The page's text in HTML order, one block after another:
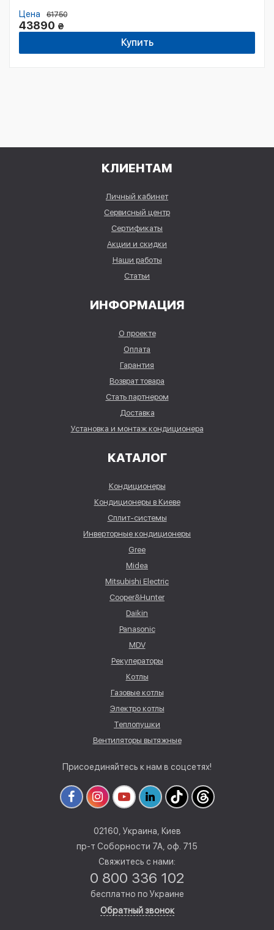
Цена 61750
43890 ₴
Купить
КЛИЕНТАМ
Личный кабинет
Сервисный центр
Сертификаты
Акции и скидки
Наши работы
Статьи
ИНФОРМАЦИЯ
О проекте
Оплата
Гарантия
Возврат товара
Стать партнером
Доставка
Установка и монтаж кондиционера
КАТАЛОГ
Кондиционеры
Кондиционеры в Киеве
Сплит-системы
Инверторные кондиционеры
Gree
Midea
Mitsubishi Electric
Cooper&Hunter
Daikin
Panasonic
MDV
Рекуператоры
Котлы
Газовые котлы
Электро котлы
Теплопушки
Вентиляторы вытяжные
Присоединяйтесь к нам в соцсетях!
02160, Украина, Киев
пр-т Соборности 7А, оф. 715
Свяжитесь с нами:
0 800 336 102
бесплатно по Украине
Обратный звонок